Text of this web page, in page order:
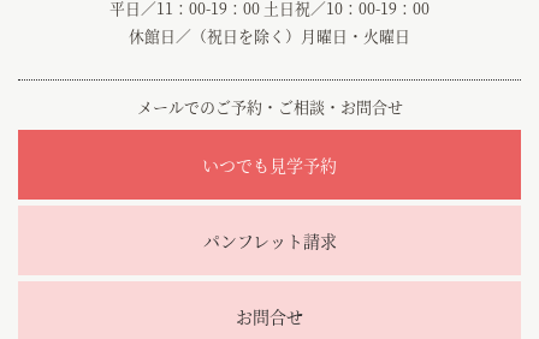
平日／11：00-19：00 土日祝／10：00-19：00
休館日／（祝日を除く）月曜日・火曜日
メールでのご予約・ご相談・お問合せ
いつでも見学予約
パンフレット請求
お問合せ